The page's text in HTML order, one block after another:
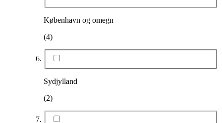
København og omegn
(4)
Sydjylland
(2)